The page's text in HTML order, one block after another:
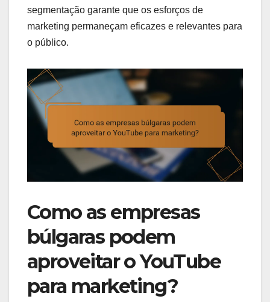
segmentação garante que os esforços de
marketing permaneçam eficazes e relevantes para
o público.
Como as empresas
búlgaras podem
aproveitar o YouTube
para marketing?